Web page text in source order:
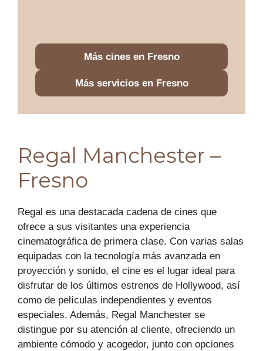
Más cines en Fresno
Más servicios en Fresno
Regal Manchester –
Fresno
Regal es una destacada cadena de cines que
ofrece a sus visitantes una experiencia
cinematográfica de primera clase. Con varias salas
equipadas con la tecnología más avanzada en
proyección y sonido, el cine es el lugar ideal para
disfrutar de los últimos estrenos de Hollywood, así
como de películas independientes y eventos
especiales. Además, Regal Manchester se
distingue por su atención al cliente, ofreciendo un
ambiente cómodo y acogedor, junto con opciones